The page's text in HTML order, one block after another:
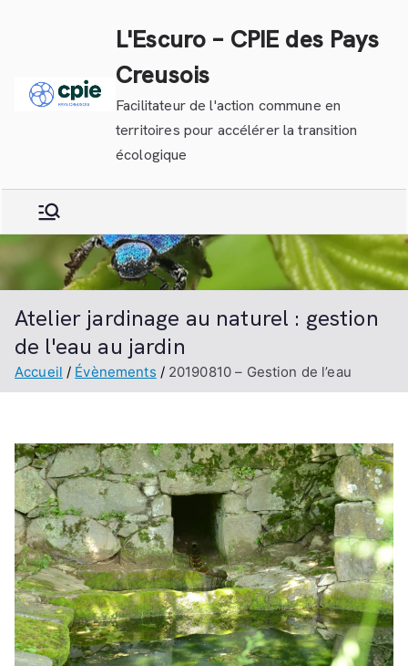
L'Escuro – CPIE des Pays
Creusois
Facilitateur de l'action commune en
territoires pour accélérer la transition
écologique
Atelier jardinage au naturel : gestion
de l'eau au jardin
Accueil Évènements 20190810 – Gestion de l’eau